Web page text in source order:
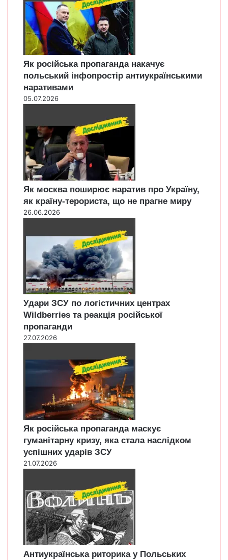
Як російська пропаганда накачує
польський інфопростір антиукраїнськими
наративами
05.07.2026
Як москва поширює наратив про Україну,
як країну-терориста, що не прагне миру
26.06.2026
Удари ЗСУ по логістичних центрах
Wildberries та реакція російської
пропаганди
27.07.2026
Як російська пропаганда маскує
гуманітарну кризу, яка стала наслідком
успішних ударів ЗСУ
21.07.2026
Антиукраїнська риторика у Польських